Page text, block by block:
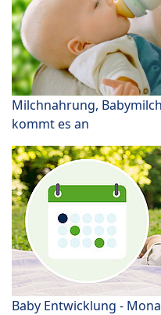
Milchnahrung,
kommt es an
Baby Entwicklung -